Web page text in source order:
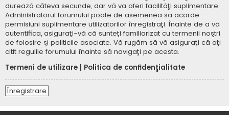
durează câteva secunde, dar vă va oferi facilităţi suplimentare.
Administratorul forumului poate de asemenea să acorde
permisiuni suplimentare utilizatorilor înregistraţi. Înainte de a vă
autentifica, asiguraţi-vă că sunteţi familiarizat cu termenii noştri
de folosire şi politicile asociate. Vă rugăm să vă asiguraţi că aţi
citit regulile forumului înainte să navigaţi pe acesta.
Termeni de utilizare
Politica de confidenţialitate
Înregistrare